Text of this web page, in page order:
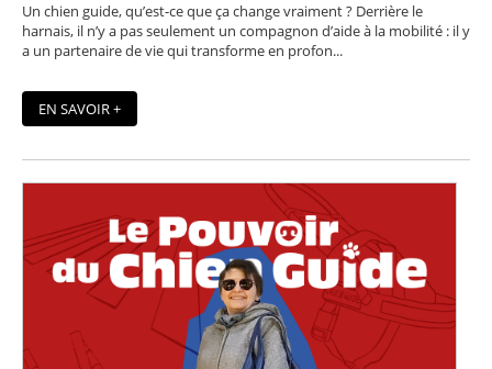
Un chien guide, qu’est-ce que ça change vraiment ? Derrière le
harnais, il n’y a pas seulement un compagnon d’aide à la mobilité : il y
a un partenaire de vie qui transforme en profon...
EN SAVOIR +